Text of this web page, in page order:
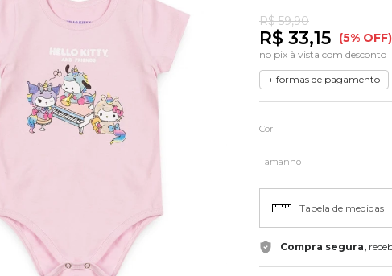
R$ 59,90
R$ 33,15 (5% OFF)
no pix à vista com desconto
+ formas de pagamento
Cor
Tamanho
Tabela de medidas
Compra segura,